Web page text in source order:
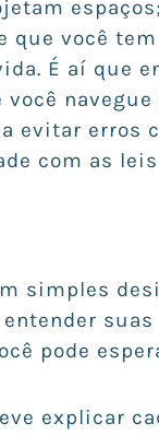
que você
É aí que
navegue
evitar erros
com as leis
simples
suas
pode
explicar